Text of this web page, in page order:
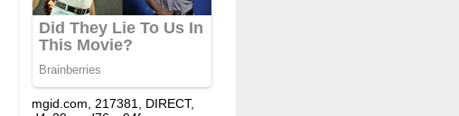
mgid.com, 217381, DIRECT,